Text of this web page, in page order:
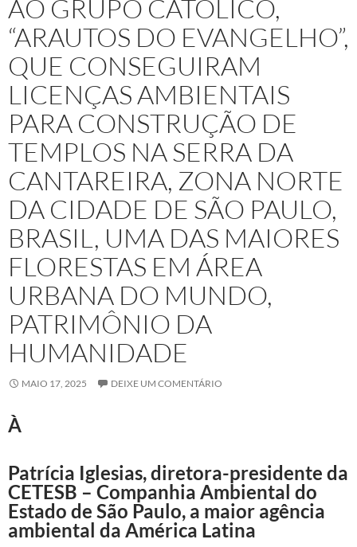
AO GRUPO CATÓLICO,
“ARAUTOS DO EVANGELHO”,
QUE CONSEGUIRAM
LICENÇAS AMBIENTAIS
PARA CONSTRUÇÃO DE
TEMPLOS NA SERRA DA
CANTAREIRA, ZONA NORTE
DA CIDADE DE SÃO PAULO,
BRASIL, UMA DAS MAIORES
FLORESTAS EM ÁREA
URBANA DO MUNDO,
PATRIMÔNIO DA
HUMANIDADE
MAIO 17, 2025 DEIXE UM COMENTÁRIO
À
Patrícia Iglesias, diretora-presidente da
CETESB – Companhia Ambiental do
Estado de São Paulo, a maior agência
ambiental da América Latina